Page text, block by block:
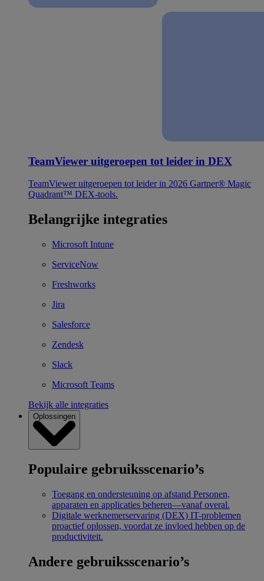
TeamViewer uitgeroepen tot leider in DEX
TeamViewer uitgeroepen tot leider in 2026 Gartner® Magic
Quadrant™ DEX-tools.
Belangrijke integraties
Microsoft Intune
ServiceNow
Freshworks
Jira
Salesforce
Zendesk
Slack
Microsoft Teams
Bekijk alle integraties
Oplossingen
Populaire gebruiksscenario’s
Toegang en ondersteuning op afstand Personen,
apparaten en applicaties beheren—vanaf overal.
Digitale werknemerservaring (DEX) IT-problemen
proactief oplossen, voordat ze invloed hebben op de
productiviteit.
Andere gebruiksscenario’s